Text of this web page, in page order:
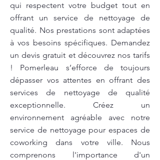
qui respectent votre budget tout en
offrant un service de nettoyage de
qualité. Nos prestations sont adaptées
à vos besoins spécifiques. Demandez
un devis gratuit et découvrez nos tarifs
! Pomerleau s’efforce de toujours
dépasser vos attentes en offrant des
services de nettoyage de qualité
exceptionnelle. Créez un
environnement agréable avec notre
service de nettoyage pour espaces de
coworking dans votre ville. Nous
comprenons l'importance d'un